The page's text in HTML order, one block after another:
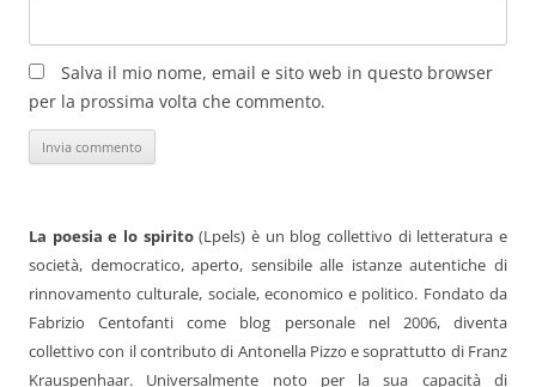
Salva il mio nome, email e sito web in questo browser
per la prossima volta che commento.
La poesia e lo spirito(Lpels) è un blog collettivo di letteratura e
società, democratico, aperto, sensibile alle istanze autentiche di
rinnovamento culturale, sociale, economico e politico. Fondato da
Fabrizio Centofanti come blog personale nel 2006, diventa
collettivo con il contributo di Antonella Pizzo e soprattutto di Franz
Krauspenhaar. Universalmente noto per la sua capacità di